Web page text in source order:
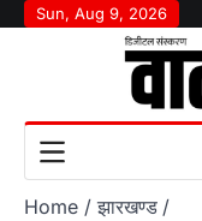
SkipSun, Aug 9, 2026
Home
झारखण्ड